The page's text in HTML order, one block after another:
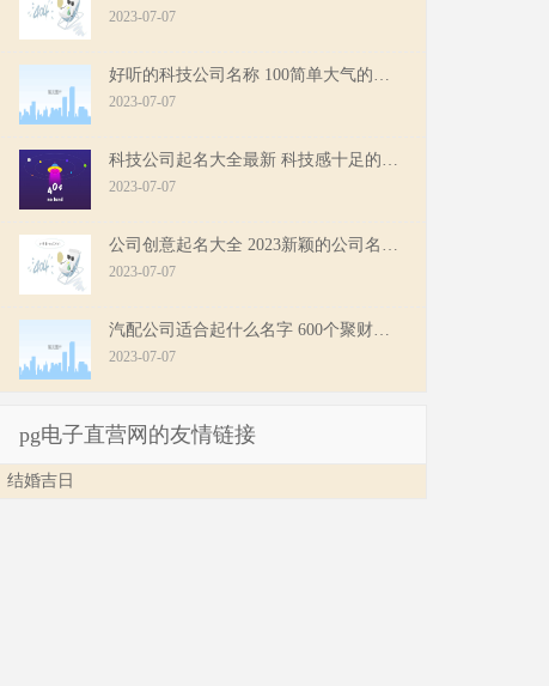
2023-07-07
2023-07-07
2023-07-07
2023-07-07
2023-07-07
pg电子直营网的友情链接
结婚吉日